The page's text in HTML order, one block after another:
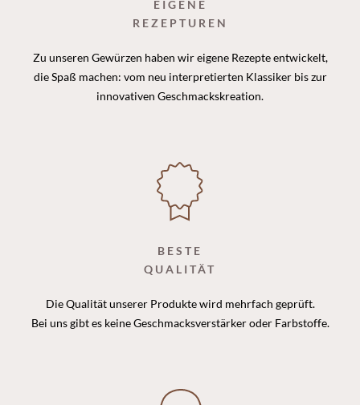
EIGENE
REZEPTUREN
Zu unseren Gewürzen haben wir eigene Rezepte entwickelt,
die Spaß machen: vom neu interpretierten Klassiker bis zur
innovativen Geschmackskreation.
BESTE
QUALITÄT
Die Qualität unserer Produkte wird mehrfach geprüft.
Bei uns gibt es keine Geschmacksverstärker oder Farbstoffe.